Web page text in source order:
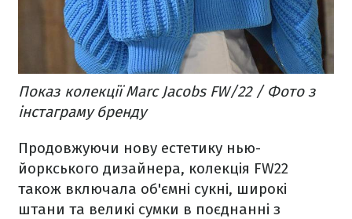
Показ колекції Marc Jacobs FW/22 / Фото з
інстаграму бренду
Продовжуючи нову естетику нью-
йоркського дизайнера, колекція FW22
також включала об'ємні сукні, широкі
штани та великі сумки в поєднанні з